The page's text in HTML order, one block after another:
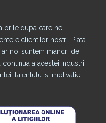
dupa care ne
clientilor nostri. Piata
noi suntem mandri de
a acestei industrii.
talentului si motivatiei